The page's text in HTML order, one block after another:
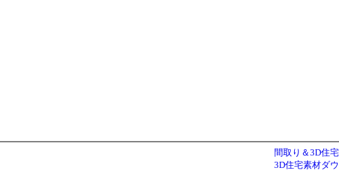
間取り＆3D住
3D住宅素材ダ